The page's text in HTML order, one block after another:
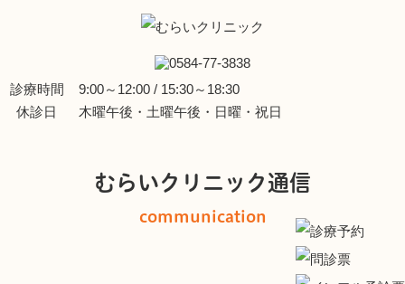
診療時間
9:00～12:00 / 15:30～18:30
休診日
木曜午後・土曜午後・日曜・祝日
むらいクリニック通信
communication